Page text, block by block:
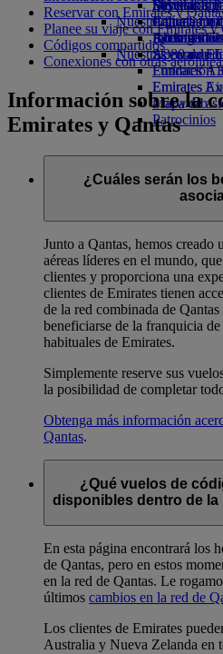
Bebidas
Nuestra flota
Boeing 777
A380 de
Emirates
Emirates
Mapa de
Diversión
Juguetes
Actividades
Política
Informes
Nuestras
Fundación
Emirates
a new tab
Patrocinios
Skywards
Inicie
Skywards+
Móvil y app
Cancelar o
Acerca de
Reservar con Emirates y
Planee su viaje con Emirates y
Códigos compartidos
Conexiones con otras
Información sobre la
Emirates y Qantas
¿Cuáles serán los
Junto a Qantas, hemos creado
aéreas líderes en el mundo,
clientes y proporciona una
clientes de Emirates tienen
de la red combinada de
beneficiarse de la franquicia
habituales de Emirates.
Simplemente reserve sus
la posibilidad de completar
Obtenga más información
Qantas.
¿Qué vuelos de
disponibles dentro de la
En esta página encontrará los
de Qantas, pero en estos
en la red de Qantas. Le
últimos cambios en la red de
Los clientes de Emirates
Australia y Nueva Zelanda en